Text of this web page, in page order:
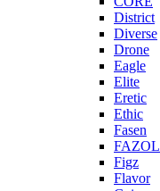
District
Diverse
Drone
Eagle
Elite
Eretic
Ethic
Fasen
FAZOL
Figz
Flavor